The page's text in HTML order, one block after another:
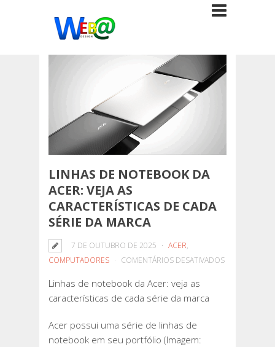
LINHAS DE NOTEBOOK DA
ACER: VEJA AS
CARACTERÍSTICAS DE CADA
SÉRIE DA MARCA
7 DE OUTUBRO DE 2025 ACER,
COMPUTADORES
COMENTÁRIOS DESATIVADOSEM
Linhas de notebook da Acer: veja as
características de cada série da marca
Acer possui uma série de linhas de
notebook em seu portfólio (Imagem: